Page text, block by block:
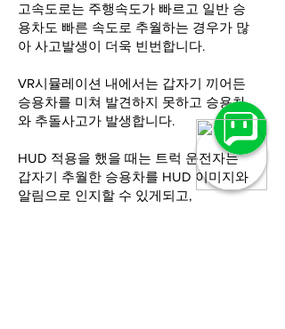
고속도로는 주행속도가 빠르고 일반 승
용차도 빠른 속도로 추월하는 경우가 많
아 사고발생이 더욱 빈번합니다.
VR시뮬레이션 내에서는 갑자기 끼어든
승용차를 미쳐 발견하지 못하고 승용차
와 추돌사고가 발생합니다.
HUD 적용을 했을 때는 트럭 운전자는
갑자기 추월한 승용차를 HUD 이미지와
알림으로 인지할 수 있게되고,